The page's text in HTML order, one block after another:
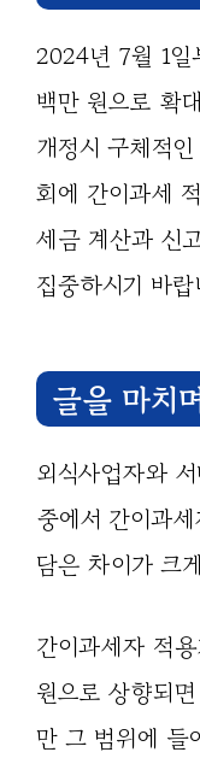
2024년 7월 1일
백만 원으로 확
개정시 구체적
회에 간이과세
세금 계산과 신
집중하시기 바랍
글을 마치
외식사업자와
중에서 간이과
담은 차이가 크
간이과세자 적
원으로 상향되
만 그 범위에 들